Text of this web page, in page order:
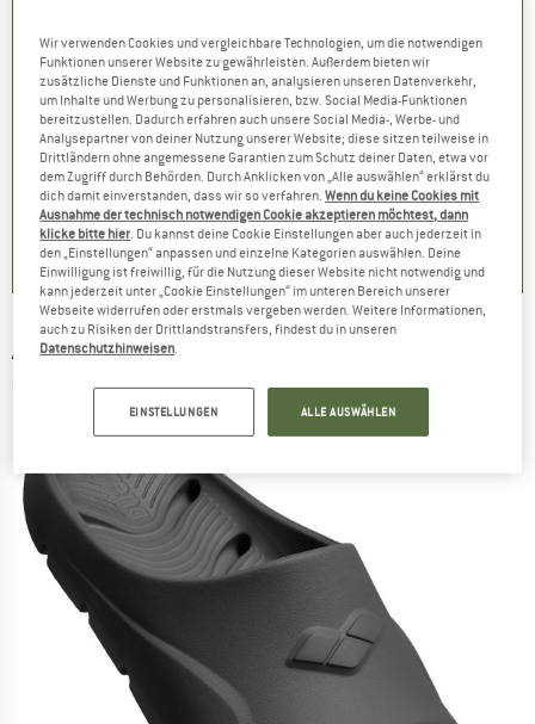
Preis
)
MARKE
ARENA
Artikel
Marco
Produktgruppe
Wassersportschuhe
Preis
CHF 32.95reduzierter Preis
ab
CHF 26.36
0.0(0)
Rabatt
bis 20%
MARKE
ARENA
Artikel
Air Sonic
Produktgruppe
Schwimmbrille
Preis
CHF 33.95
0.0(0)
CHF
ARENA -Hydrosoft Plus - Sandalen
(0)
Wir verwenden Cookies und vergleichbare Technologien, um die notwendigen
Funktionen unserer Website zu gewährleisten. Außerdem bieten wir
zusätzliche Dienste und Funktionen an, analysieren unseren Datenverkehr,
um Inhalte und Werbung zu personalisieren, bzw. Social Media-Funktionen
bereitzustellen. Dadurch erfahren auch unsere Social Media-, Werbe- und
Analysepartner von deiner Nutzung unserer Website; diese sitzen teilweise in
Drittländern ohne angemessene Garantien zum Schutz deiner Daten, etwa vor
dem Zugriff durch Behörden. Durch Anklicken von „Alle auswählen“ erklärst du
dich damit einverstanden, dass wir so verfahren.Wenn du keine Cookies mit
Ausnahme der technisch notwendigen Cookie akzeptieren möchtest, dann
klicke bitte hier . Du kannst deine Cookie Einstellungen aber auch jederzeit in
den „Einstellungen“ anpassen und einzelne Kategorien auswählen. Deine
Einwilligung ist freiwillig, für die Nutzung dieser Website nicht notwendig und
kann jederzeit unter „Cookie Einstellungen“ im unteren Bereich unserer
Webseite widerrufen oder erstmals vergeben werden. Weitere Informationen,
auch zu Risiken der Drittlandstransfers, findest du in unseren
Datenschutzhinweisen
EINSTELLUNGEN ALLE AUSWÄHLEN